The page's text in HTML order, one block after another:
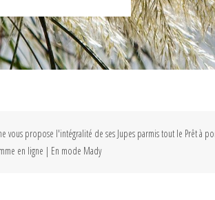
vous propose l'intégralité de ses Jupes parmis tout le Prêt à
en ligne | En mode Mady